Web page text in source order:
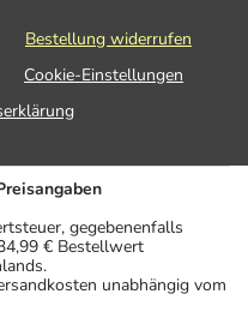
Bestellung widerrufen
Cookie-Einstellungen
gegebenenfalls
€ Bestellwert
unabhängig vom